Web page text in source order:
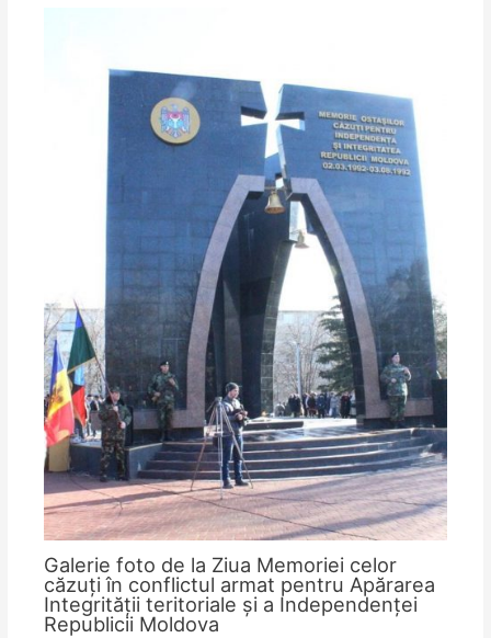
Galerie foto de la Ziua Memoriei celor
căzuţi în conflictul armat pentru Apărarea
Integrităţii teritoriale şi a Independenţei
Republicii Moldova